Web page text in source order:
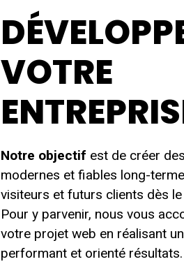
VOTRE
Notre objectif est de créer
modernes et fiables long-
visiteurs et futurs clients dès
Pour y parvenir, nous vous
votre projet web en réalisant
performant et orienté résultats.